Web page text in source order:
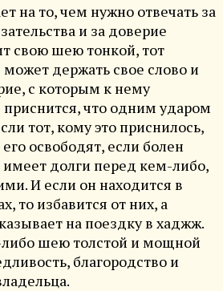
на то, чем нужно отвечать за
и за доверие
свою шею тонкой, тот
держать свое слово и
с которым к нему
приснится, что одним ударом
тот, кому это приснилось,
освободят, если болен
долги перед кем-либо,
И если он находится в
то избавится от них, а
на поездку в хаджж.
шею толстой и мощной
благородство и